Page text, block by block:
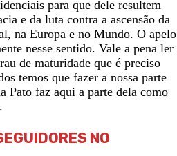
para que dele resultem
e da luta contra a ascensão da
na Europa e no Mundo. O apelo
nesse sentido. Vale a pena ler
de maturidade que é preciso
temos que fazer a nossa parte
Pato faz aqui a parte dela como
NO